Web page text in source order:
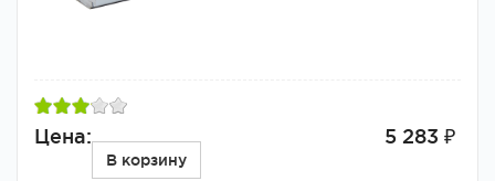
Цена: 5 283 ₽
В корзину